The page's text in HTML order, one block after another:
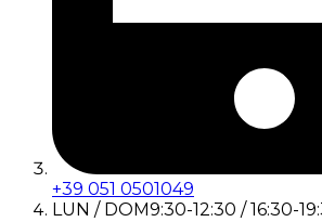
+39 051 0501049
LUN / DOM9:30-12:30 / 16:30-